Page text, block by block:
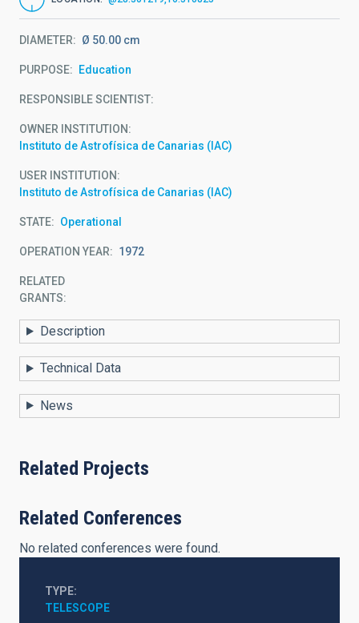
DIAMETER Ø 50.00 cm
PURPOSE Education
RESPONSIBLE SCIENTIST
OWNER INSTITUTION
Instituto de Astrofísica de Canarias (IAC)
USER INSTITUTION
Instituto de Astrofísica de Canarias (IAC)
STATE Operational
OPERATION YEAR 1972
RELATED
GRANTS:
Description
Technical Data
News
Related Projects
Related Conferences
No related conferences were found.
TYPE
TELESCOPE